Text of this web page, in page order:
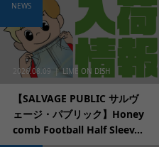
2026.08.09 LIME ON DISH
【SALVAGE PUBLIC サルヴ
ェージ・パブリック】Honey
comb Football Half Sleev...
NEWS